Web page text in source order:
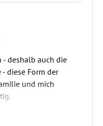
der Buchung die
- deshalb auch die
diese Form der
und mich
- das sollte man der